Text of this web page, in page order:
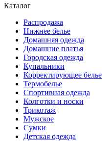
Каталог
Распродажа
Нижнее белье
Домашняя одежда
Домашние платья
Городская одежда
Купальники
Корректирующее белье
Термобелье
Спортивная одежда
Колготки и носки
Трикотаж
Мужское
Сумки
Детская одежда